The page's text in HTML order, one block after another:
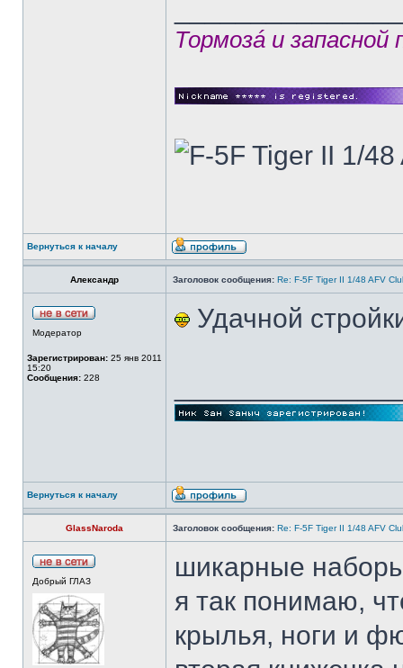
Тормозá и
Вернуться к началу
Александр Заголовок сообщения: Re: F-5F Tiger II 1/48 AFV
Модератор
Зарегистрирован: 25 янв 2011
15:20
Сообщения: 228
Удачной
Вернуться к началу
GlassNaroda Заголовок сообщения: Re: F-5F Tiger II 1/48 AFV
Добрый ГЛАЗ
шикарные
я так понимаю,
крылья, ноги и